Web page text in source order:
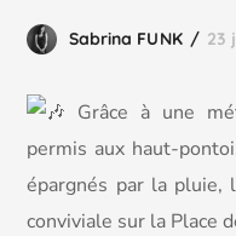
Sabrina FUNK 23
Grâce à une
permis aux haut-
épargnés par la pluie,
conviviale sur la Place